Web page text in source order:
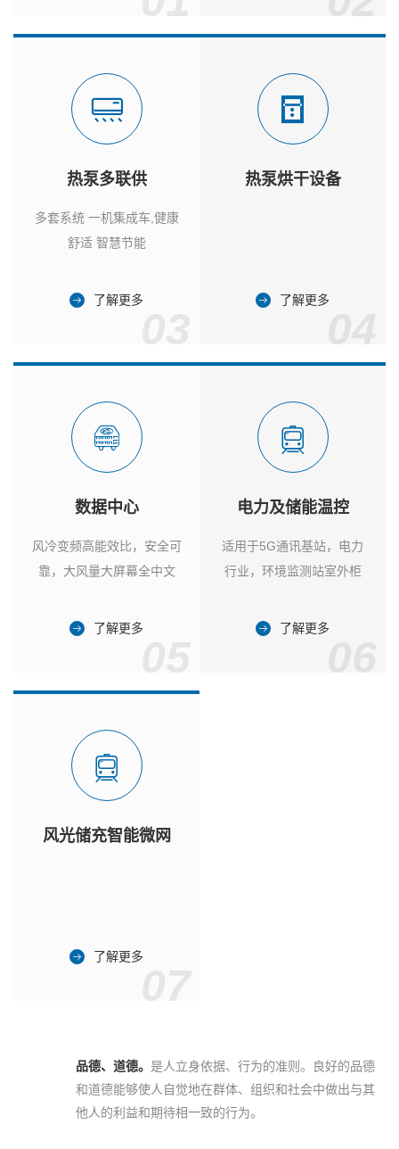
热泵多联供
多套系统 一机集成车,健康
舒适 智慧节能
了解更多
热泵烘干设备
了解更多
数据中心
风冷变频高能效比，安全可
靠，大风量大屏幕全中文
了解更多
电力及储能温控
适用于5G通讯基站，电力
行业，环境监测站室外柜
了解更多
风光储充智能微网
了解更多
品德、道德。 是人立身依据、行为的准则。良好的品德
和道德能够使人自觉地在群体、组织和社会中做出与其
他人的利益和期待相一致的行为。